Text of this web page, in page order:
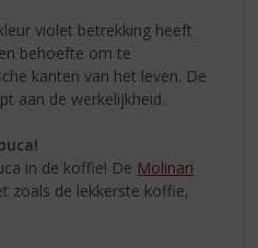
violet betrekking heeft
behoefte om te
kanten van het leven. De
aan de werkelijkheid.
in de koffie! De Molinari
zoals de lekkerste koffie,